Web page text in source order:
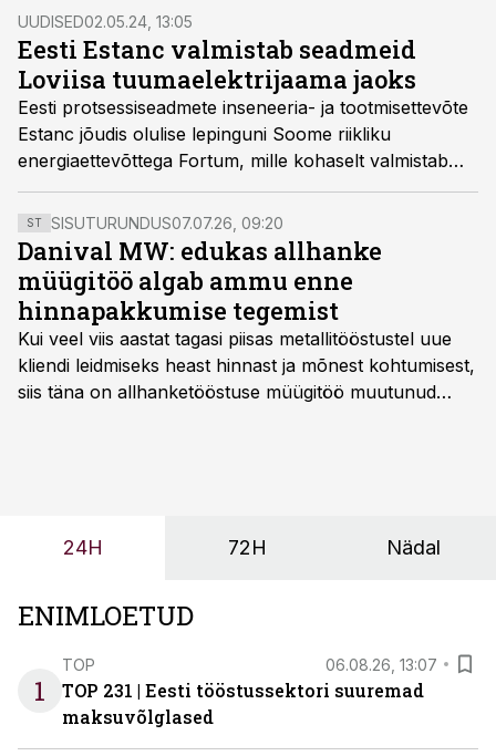
ettevõtteks tunnistati Eesti Loodusmuuseum,
kaubandusettevõtete kategoorias oli edukaim Lidl Eesti
OÜ.
UUDISED02.05.24, 13:05
Eesti Estanc valmistab seadmeid
Loviisa tuumaelektrijaama jaoks
Eesti protsessiseadmete inseneeria- ja tootmisettevõte
Estanc jõudis olulise lepinguni Soome riikliku
energiaettevõttega Fortum, mille kohaselt valmistab
Estanc Loviisa tuumajaama jaoks kolm kõrgsurve
soojusvahetit.
ST SISUTURUNDUS07.07.26, 09:20
Danival MW: edukas allhanke
müügitöö algab ammu enne
hinnapakkumise tegemist
Kui veel viis aastat tagasi piisas metallitööstustel uue
kliendi leidmiseks heast hinnast ja mõnest kohtumisest,
siis täna on allhanketööstuse müügitöö muutunud
24H 72H Nädal
ENIMLOETUD
1
TOP 06.08.26, 13:07
TOP 231 | Eesti tööstussektori suuremad
maksuvõlglased